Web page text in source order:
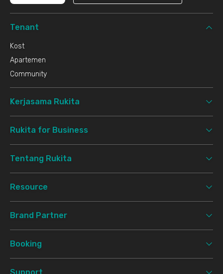
Tenant
Kost
Apartemen
Community
Kerjasama Rukita
Rukita for Business
Tentang Rukita
Resource
Brand Partner
Booking
Support